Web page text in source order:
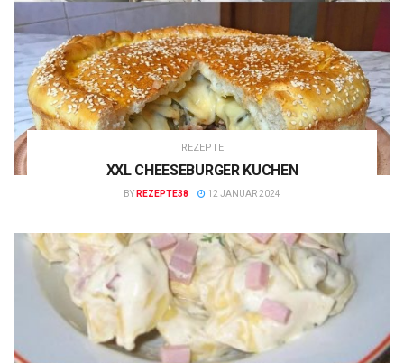
REZEPTE
XXL CHEESEBURGER KUCHEN
BY REZEPTE38 12 JANUAR 2024